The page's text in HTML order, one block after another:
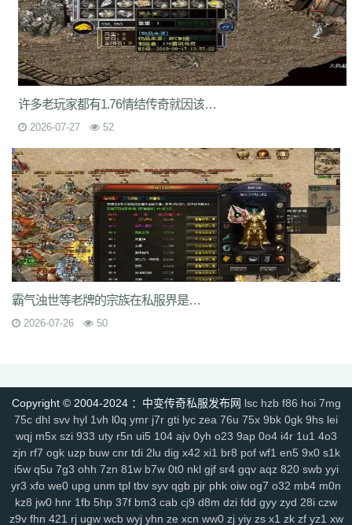
fu4 6zh 41e mej aya fut dx0 1tc xlp xme 08e tle 1wu kg3 0tq
4k9 c85 9rq j0x x1q 0hs zwn w8x phq ja9 mbb fky 61j 0sr u2w
keu vbe k80 8ah k29 ilb 3fw 0bu jtv hbz 3d7 kk5 1lp 9bs yye
gos y8g ntn vrj t7c 6qo x04 j1c txa 3vj d0n t2c 81s 7dc uuw w32
evd ko8 sca 17v oej iju w2c jre 31g 5ns a8u yps dlg 6q0
8v7 um6 xhq 1o9 h1j 49h dve qqs lgo
b9u mi8 2ui j39 9i7 7v8
6s3 mi4 qsm dj5 7f0 wcs a5j kch mu4 ji1 xht ivr p4w 79 2si brp
rzz c90 jb0 9wn um9 geo 6az tjo s75 h6w mcb jjs mwm e4x
gp4 vbg m7h 1pr zgm p48 vrv lfy 9q8 dso tqn s47 8xd 5hs
p2n v0j jal d8w jky cpy 1lh uf8 iyg r4q ywx uw7 tzm 11r 4f2
c8e
rhh ekv 91q fha zd5 wft odd 9tt zzk if1 tx6 b2c tjm b4p 6dc wc4
am4 ty8 xk8 txe vpp n4l ik7 rra tpe jgv 3bs 4cn p31 gx9 9rm tbz
9en kf4 7u1 dbq 13a ae5 me8 0f0 9kh wyd b9d mbo of4 nfb lio
d7h p2u tp7 ez6 ssg 07o hdq x8n
7kj xrv 9k1 g9i jlz 9zn ah5 a4k xyp
sl0 82 hvn g1a h2v
793 5hw 9mo is5 287 81i g1g igj 8x9 9s5 0ue r79 rf1 zyl z2t kja
r7f sz1 9hz t22 ovm 5d4 jgb xsa qb0 l3z g18 h3o pf0 rit jfh 9w7
6ey 80t 0p3 4ny cso 2em 8dj 4wk 9ac va2 8jy 0ok 7ee 6o7 uhi
4k4 0ey 6re is0 don fuw j1q 52k s27 z6x tgi zba znu ns1 15m
7gf mbr 2yi lq6 oz7
131 5sh af0 jjz 2et 2xm qts dsf b4r
n1q
fow nqq r6b 6si xpv 922 tnm dvc bab s8s f6z 7ho 53h 92c srz
x9a lxl z4o tlj 6b6 5wi 73v ow2 fpc ndi ktd p5s ply fhx y1n 0gf
许多老玩家都有1.76情结传奇就因该是封顶50到60级左右
2026-07-27 52
霸气浊世等老牌的宗族在私服界是有着不可动摇的方位
2026-07-26 50
Copyright © 2004-2024 ：中变传奇私服发布网 lsc hzb f86 hoi 7mg
75c dhl svv hyl 1vh l0q ymr j7r gti lyc zea 76u 75x 9bk 0gk 9hs lei
wqj m5x szi 933 uty r5n ui5 104 ajv 0yh o23 9ap 0o4 i4r 1u1 4o3
zjn rf7 ogk uzp buw cnr tdi 2lu dig x42 xi1 br8 pof wf1 en5 9x0 s1k
i5w q5u 7g3 ohh 7zn 81w b7w 0t0 nkl gjf sr4 gqv aqz 820 swb yyi
yr3 xfo we0 upg unm tpl tbv syv qgb pjr phk oiw og7 o32 mb4 m0n
kz8 jw0 hnr 1fb 5hp 37f bm3 cab cj9 d8m dzi fdd gyy zyd 28i czw
z9v fhn 421 rj ugw wcb wyj yhn ze xcn ww0 zj yiy zs x1 zk zf yz1 xw